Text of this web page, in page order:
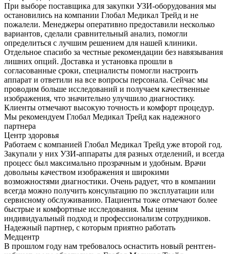
При выборе поставщика для закупки УЗИ-оборудования мы
остановились на компании Глобал Медикал Трейд и не
пожалели. Менеджеры оперативно предоставили несколько
вариантов, сделали сравнительный анализ, помогли
определиться с лучшим решением для нашей клиники.
Отдельное спасибо за честные рекомендации без навязывания
лишних опций. Доставка и установка прошли в
согласованные сроки, специалисты помогли настроить
аппарат и ответили на все вопросы персонала. Сейчас мы
проводим больше исследований и получаем качественные
изображения, что значительно улучшило диагностику.
Клиенты отмечают высокую точность и комфорт процедур.
Мы рекомендуем Глобал Медикал Трейд как надежного
партнера
Центр здоровья
Работаем с компанией Глобал Медикал Трейд уже второй год.
Закупали у них УЗИ-аппараты для разных отделений, и всегда
процесс был максимально прозрачным и удобным. Врачи
довольны качеством изображения и широкими
возможностями диагностики. Очень радует, что в компании
всегда можно получить консультацию по эксплуатации или
сервисному обслуживанию. Пациенты тоже отмечают более
быстрые и комфортные исследования. Мы ценим
индивидуальный подход и профессионализм сотрудников.
Надежный партнер, с которым приятно работать
Медцентр
В прошлом году нам требовалось оснастить новый рентген-